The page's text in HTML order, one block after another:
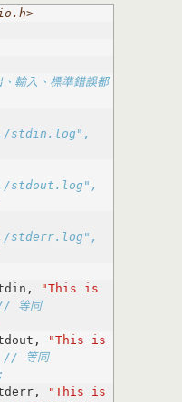
輸入、標準錯誤都
stdin.log",
stdout.log",
stderr.log",
"This is
等同
"This is
// 等同
"This is